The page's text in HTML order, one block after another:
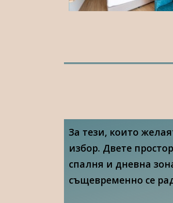
За тези, които
избор. Двете
спалня и дневна
същевременно се